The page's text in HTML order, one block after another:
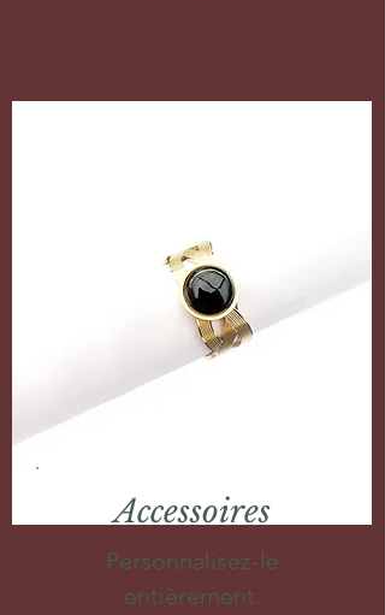
Accessoires
Personnalisez-le
entièrement.